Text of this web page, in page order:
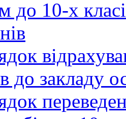
до 10-х
до закладу